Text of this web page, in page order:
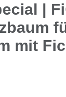
|
mit